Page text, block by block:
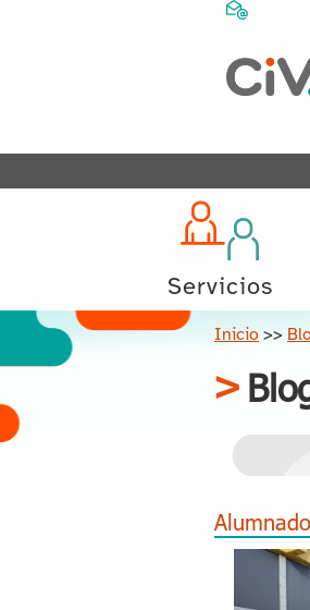
Servicios
Inicio >>